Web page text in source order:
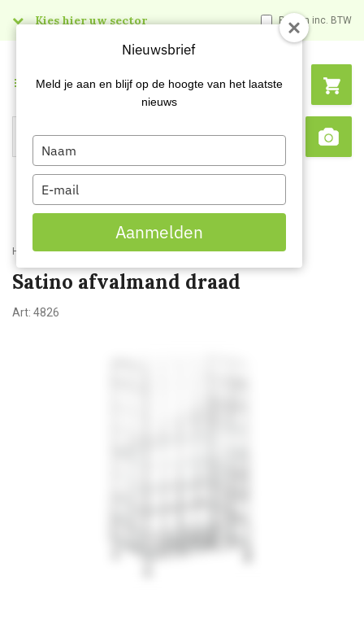
Kies hier uw sector Prijzen inc. BTW
Search
Menu
Home Satino afvalmand draad
Satino afvalmand draad
Art: 4826
Nieuwsbrief
Meld je aan en blijf op de hoogte van het laatste
nieuws
Type
your
name
Type
your
email
Aanmelden